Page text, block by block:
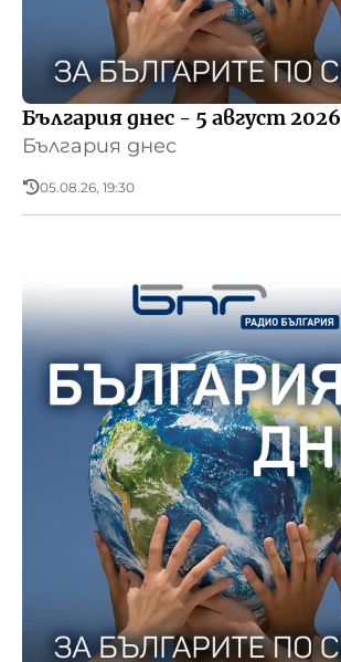
България днес - 5 август 2026
България днес
05.08.26, 19:30